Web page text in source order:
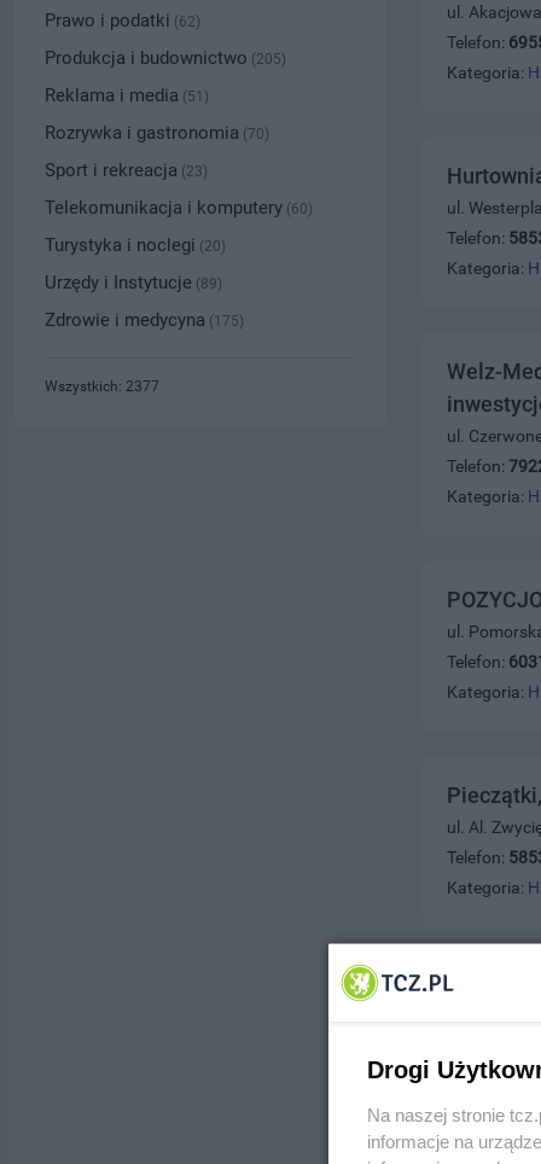
ul.
Telefon:
Kategoria:
ul.
Telefon:
Kategoria:
Welz-
ul.
Telefon:
Kategoria:
ul.
Telefon:
Kategoria:
ul. Al.
Telefon:
Kategoria:
Systemy
Kategoria:
Prawo i podatki (62)
Produkcja i budownictwo (205)
Reklama i media (51)
Rozrywka i gastronomia (70)
Sport i rekreacja (23)
Telekomunikacja i komputery (60)
Turystyka i noclegi (20)
Urzędy i Instytucje (89)
Zdrowie i medycyna (175)
Wszystkich: 2377
Drogi
Na naszej stronie
informacje na